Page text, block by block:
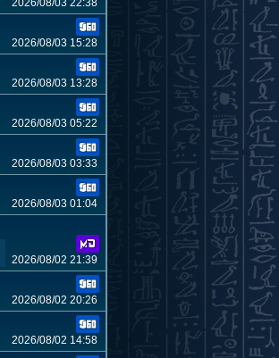
2026/08/03 22:38
2026/08/03 15:28
2026/08/03 13:28
2026/08/03 05:22
2026/08/03 03:33
2026/08/03 01:04
2026/08/02 21:39
2026/08/02 20:26
2026/08/02 14:58